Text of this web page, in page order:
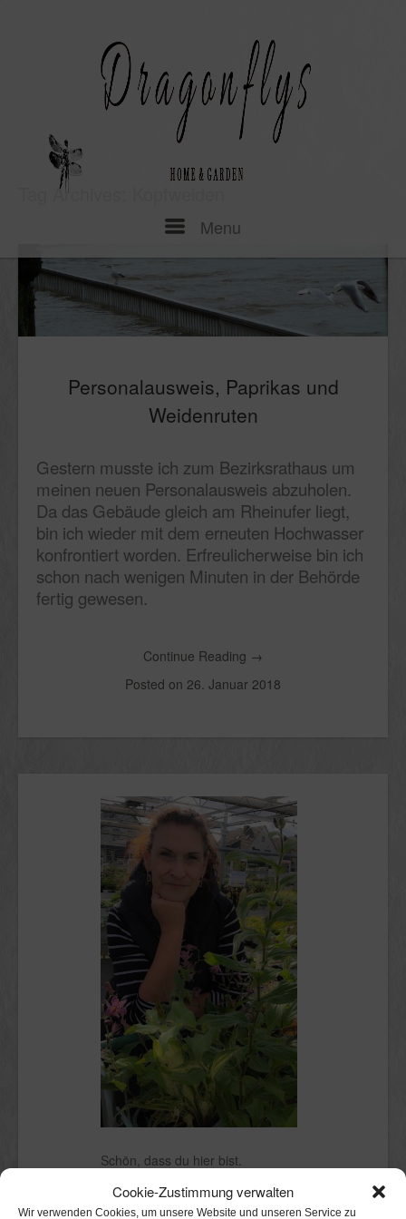
Cookie-Zustimmung verwalten
Wir verwenden Cookies, um unsere Website und unseren Service zu
Menu
Tag Archives:
Personalausweis, Paprikas und
Weidenruten
Gestern musste ich zum Bezirksrathaus um
meinen neuen Personalausweis abzuholen.
Da das Gebäude gleich am Rheinufer liegt,
bin ich wieder mit dem erneuten Hochwasser
konfrontiert worden. Erfreulicherweise bin ich
schon nach wenigen Minuten in der Behörde
fertig gewesen.
Continue Reading →
Posted on 26. Januar 2018
Schön, dass du hier bist.
Ich bin Claudia.